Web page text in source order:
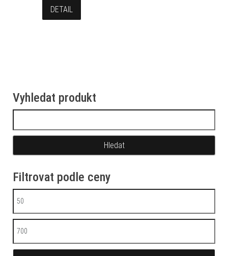
DETAIL
Vyhledat produkt
Filtrovat podle ceny
Minimální cena
Maximální cena